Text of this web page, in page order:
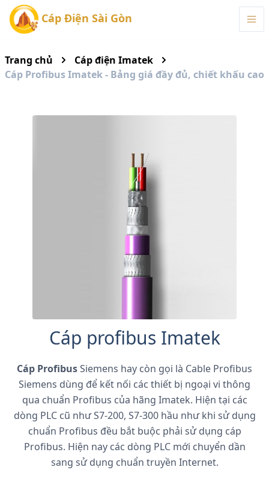
Cáp Điện Sài Gòn
Trang chủ
Cáp điện Imatek
Cáp Profibus Imatek - Bảng giá đầy đủ, chiết khấu cao
Cáp profibus Imatek
Cáp ProfibusSiemens hay còn gọi là Cable Profibus
Siemens dùng để kết nối các thiết bị ngoại vi thông
qua chuẩn Profibus của hãng Imatek. Hiện tại các
dòng PLC cũ như S7-200, S7-300 hầu như khi sử dụng
chuẩn Profibus đều bắt buộc phải sử dụng cáp
Profibus. Hiện nay các dòng PLC mới chuyển dần
sang sử dụng chuẩn truyền Internet.